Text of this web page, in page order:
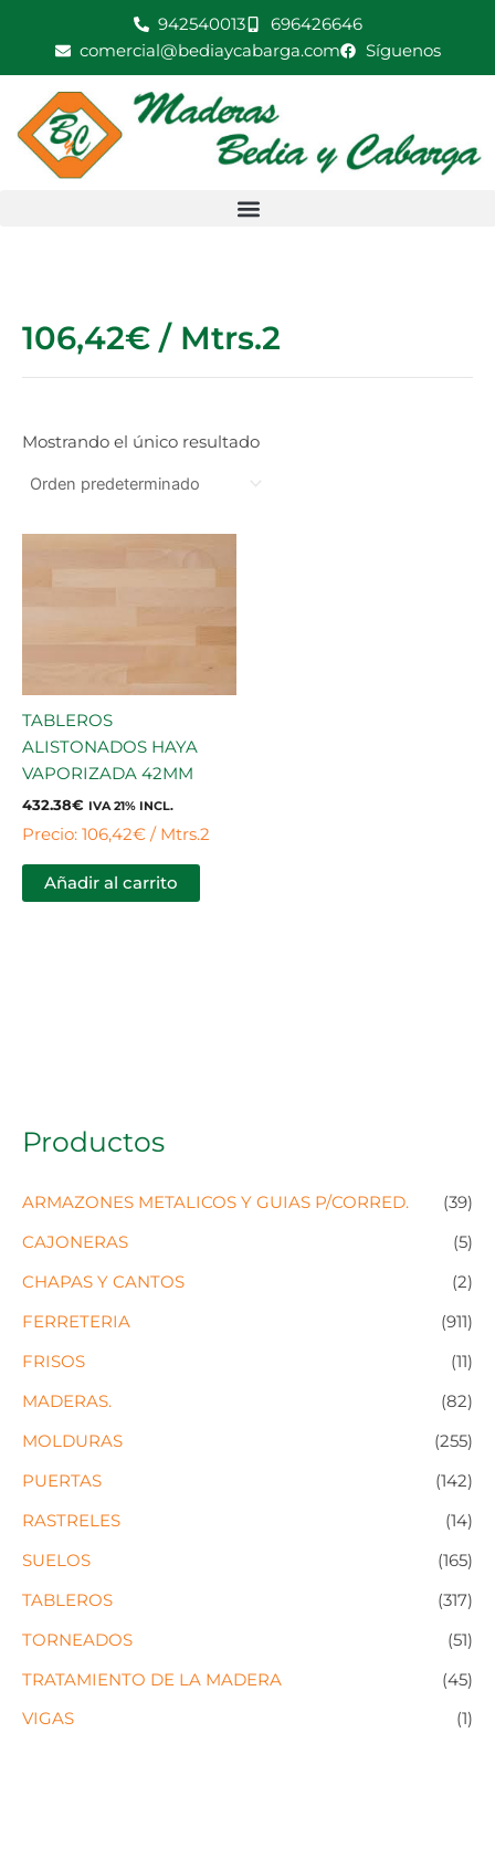
942540013
696426646
comercial@bediaycabarga.com
Síguenos
Productos
ARMAZONES METALICOS Y GUIAS P/CORRED.
(39)
CAJONERAS
(5)
CHAPAS Y CANTOS
(2)
FERRETERIA
(911)
FRISOS
(11)
MADERAS.
(82)
MOLDURAS
(255)
PUERTAS
(142)
RASTRELES
(14)
SUELOS
(165)
TABLEROS
(317)
TORNEADOS
(51)
TRATAMIENTO DE LA MADERA
(45)
VIGAS
(1)
106,42€ / Mtrs.2
Mostrando el único resultado
TABLEROS
ALISTONADOS HAYA
VAPORIZADA 42MM
432.38€ IVA 21% INCL.
Precio: 106,42€ / Mtrs.2
Añadir al carrito